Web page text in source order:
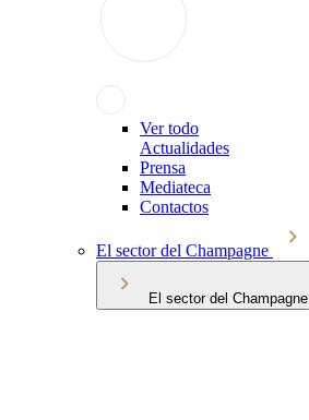
Ver todo
Actualidades
Prensa
Mediateca
Contactos
El sector del Champagne
El sector del Champagne